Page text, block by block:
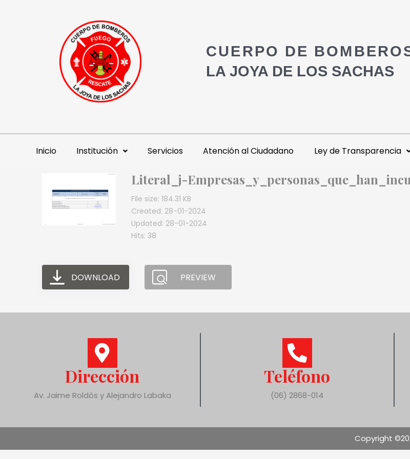
CUERPO DE
LA JOYA DE LOS SACHAS
Inicio Institución Servicios Atención al Ciudadano Ley de Transparencia
Literal_j-
File size: 184.31 KB
Created: 28-01-2024
Updated: 28-01-2024
Hits: 38
DOWNLOAD PREVIEW
Dirección
Av. Jaime Roldós y Alejandro Labaka
Teléfono
(06) 2868-014
Copyright